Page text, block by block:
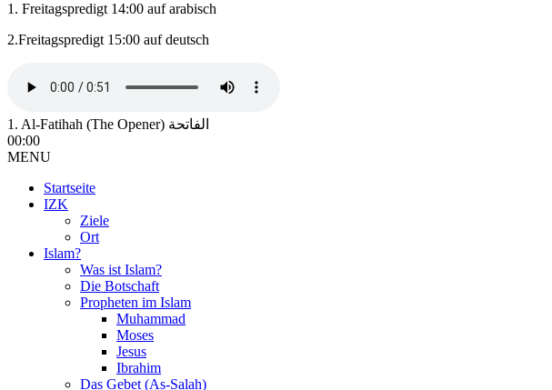
1. Freitagspredigt 14:00 auf arabisch
2.Freitagspredigt 15:00 auf deutsch
1. Al-Fatihah (The Opener) الفاتحة
00:00
MENU
Startseite
IZK
Ziele
Ort
Islam?
Was ist Islam?
Die Botschaft
Propheten im Islam
Muhammad
Moses
Jesus
Ibrahim
Das Gebet (As-Salah)